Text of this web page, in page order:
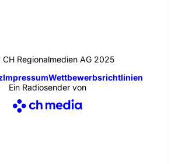
Regionalmedien AG 2025
ImpressumWettbewerbsrichtlinien
Ein Radiosender von